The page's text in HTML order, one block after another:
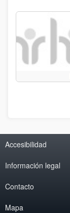
Accesibilidad
Información legal
Contacto
Mapa